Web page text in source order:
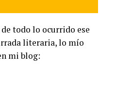
todo lo ocurrido ese
literaria, lo mío
mi blog: